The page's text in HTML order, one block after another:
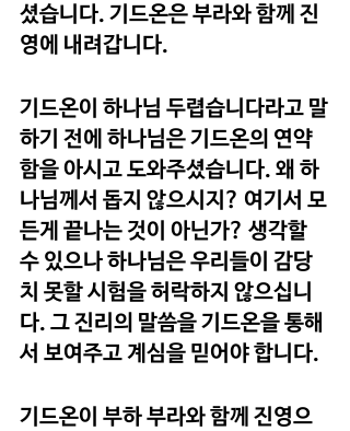
셨습니다. 기드온은 부라와 함께 진
영에 내려갑니다.
기드온이 하나님 두렵습니다라고 말
하기 전에 하나님은 기드온의 연약
함을 아시고 도와주셨습니다. 왜 하
나님께서 돕지 않으시지? 여기서 모
든게 끝나는 것이 아닌가? 생각할
수 있으나 하나님은 우리들이 감당
치 못할 시험을 허락하지 않으십니
다. 그 진리의 말씀을 기드온을 통해
서 보여주고 계심을 믿어야 합니다.
기드온이 부하 부라와 함께 진영으